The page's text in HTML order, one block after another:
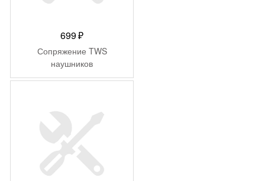
699₽
Сопряжение TWS
наушников